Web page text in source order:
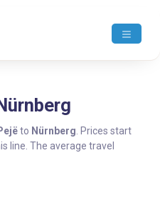
to Nürnberg . Prices start
line. The average travel